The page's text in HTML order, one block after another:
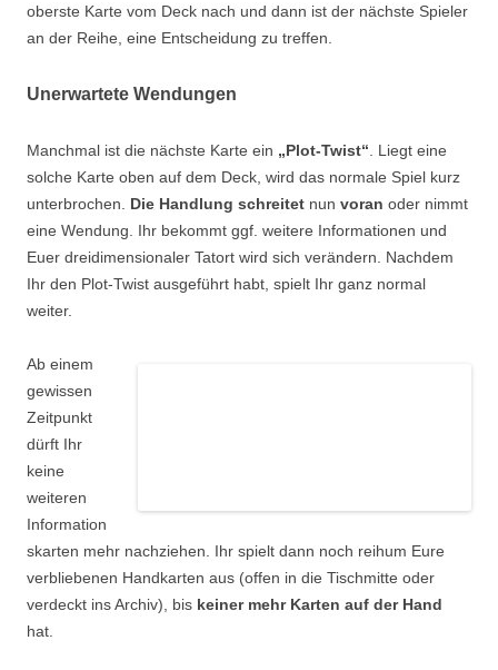
oberste Karte vom Deck nach und dann ist der nächste Spieler
an der Reihe, eine Entscheidung zu treffen.
Unerwartete Wendungen
Manchmal ist die nächste Karte ein „Plot-Twist“ . Liegt eine
solche Karte oben auf dem Deck, wird das normale Spiel kurz
unterbrochen. Die Handlung schreitet nun voran oder nimmt
eine Wendung. Ihr bekommt ggf. weitere Informationen und
Euer dreidimensionaler Tatort wird sich verändern. Nachdem
Ihr den Plot-Twist ausgeführt habt, spielt Ihr ganz normal
weiter.
Ab einem
gewissen
Zeitpunkt
dürft Ihr
keine
weiteren
Information
skarten mehr nachziehen. Ihr spielt dann noch reihum Eure
verbliebenen Handkarten aus (offen in die Tischmitte oder
verdeckt ins Archiv), bis keiner mehr Karten auf der Hand
hat.